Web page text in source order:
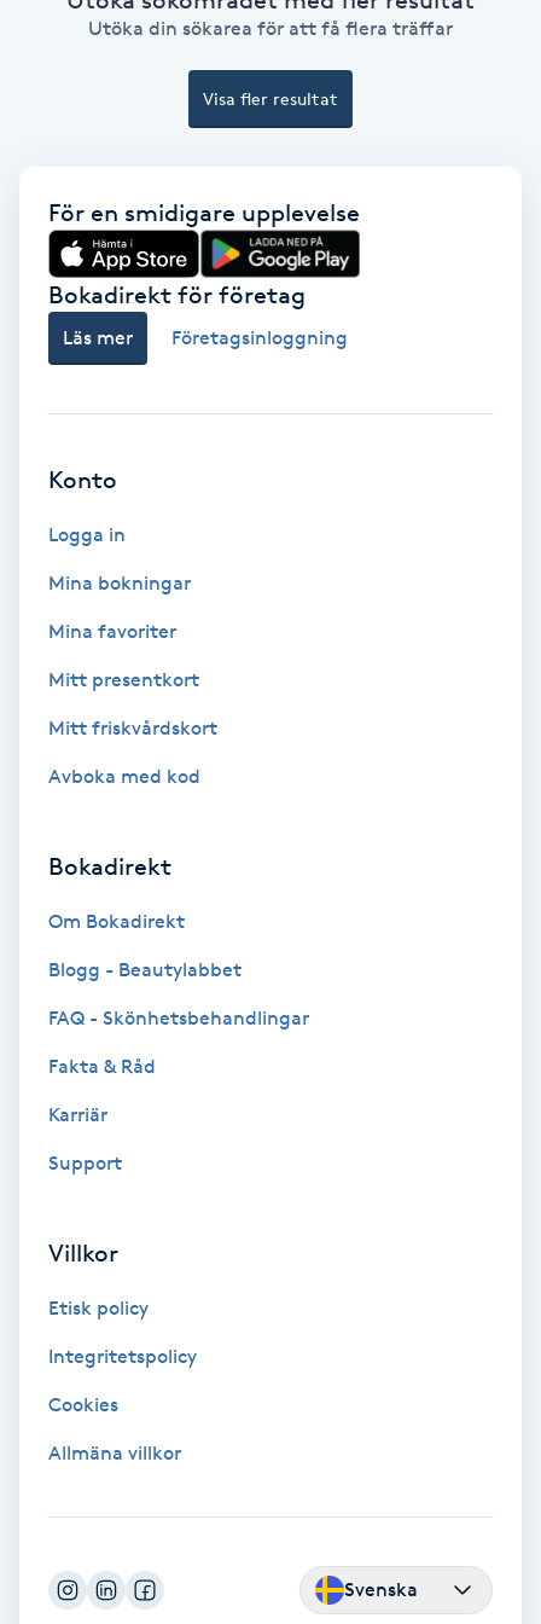
Ansiktsbehandling djuprengörande
Bambumassage
Barber
Blowout
Bottenfärg
Brynfärgning
Bröllopsuppsättning
Celluliter
Coachning
Cryoterapi
Damklippning
Diamantslipning
Utöka din sökarea för att få flera träffar
Visa fler resultat
För en smidigare upplevelse
Bokadirekt för företag
Läs mer Företagsinloggning
Konto
Logga in
Mina bokningar
Mina favoriter
Mitt presentkort
Mitt friskvårdskort
Avboka med kod
Bokadirekt
Om Bokadirekt
Blogg - Beautylabbet
FAQ - Skönhetsbehandlingar
Fakta & Råd
Karriär
Support
Villkor
Etisk policy
Integritetspolicy
Cookies
Allmäna villkor
Svenska